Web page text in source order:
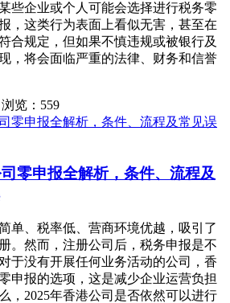
些企业或个人可能会选择进行税务零
，这类行为表面上看似无害，甚至在
合规定，但如果不慎违规或被银行及
，将会面临严重的法律、财务和信誉
浏览：559
零申报全解析，条件、流程及
单、税率低、营商环境优越，吸引了
。然而，注册公司后，税务申报是不
于没有开展任何业务活动的公司，香
申报的选项，这是减少企业运营负担
，2025年香港公司是否依然可以进行